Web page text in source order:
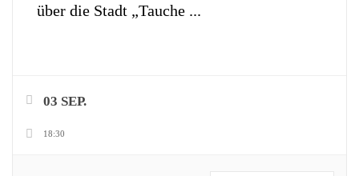
über die Stadt „Tauche ...
03 SEP.
18:30